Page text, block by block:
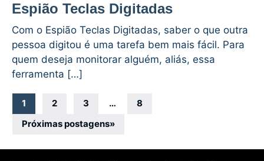
Espião Teclas Digitadas
Com o Espião Teclas Digitadas, saber o que outra
pessoa digitou é uma tarefa bem mais fácil. Para
quem deseja monitorar alguém, aliás, essa
ferramenta […]
Navegação
por
posts
1 2 3 …
8
Próximas postagens»